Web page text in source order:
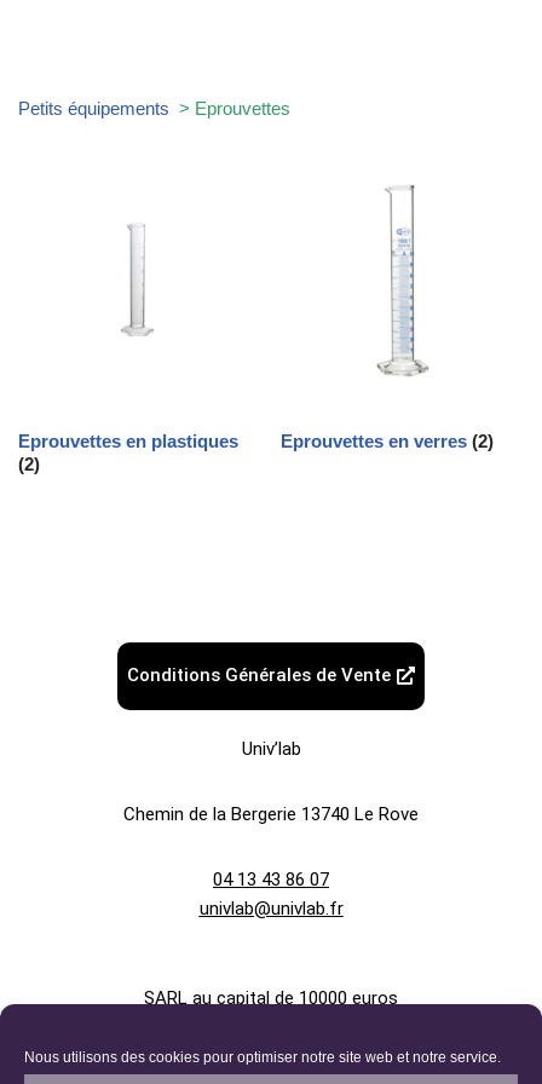
Nous utilisons des cookies pour optimiser notre site web et notre service.
Petits équipements > Eprouvettes
Eprouvettes en plastiques
(2)
Eprouvettes en verres(2)
Conditions Générales de Vente
Univ’lab
Chemin de la Bergerie 13740 Le Rove
04 13 43 86 07
univlab@univlab.fr
SARL au capital de 10000 euros
880 336 524 R.C.S. AIX-EN-PROVENCE